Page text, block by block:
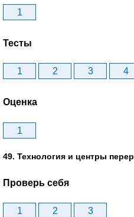
1
Тесты
1 2 3 4
Оценка
1
49. Технология и центры
Проверь себя
1 2 3